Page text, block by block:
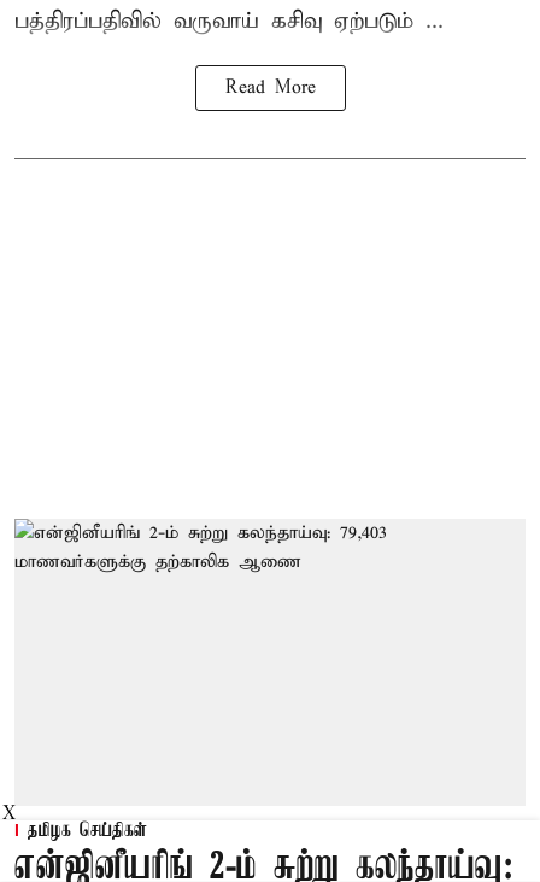
பத்திரப்பதிவில் வருவாய் கசிவு ஏற்படும் ...
Read More
தமிழக செய்திகள்
என்ஜினீயரிங் 2-ம் சுற்று கலந்தாய்வு:
X